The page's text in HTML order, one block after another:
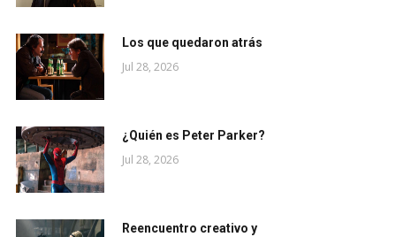
Los que quedaron atrás
Jul 28, 2026
¿Quién es Peter Parker?
Jul 28, 2026
Reencuentro creativo y